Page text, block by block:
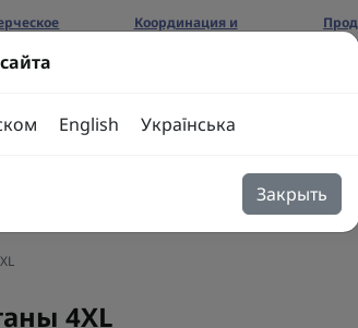
Координация и
English Українська
Закрыть
4XL